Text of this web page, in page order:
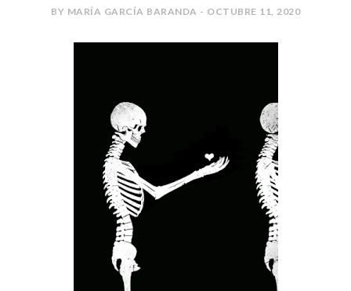
BY MARÍA GARCÍA BARANDA - OCTUBRE 11, 2020